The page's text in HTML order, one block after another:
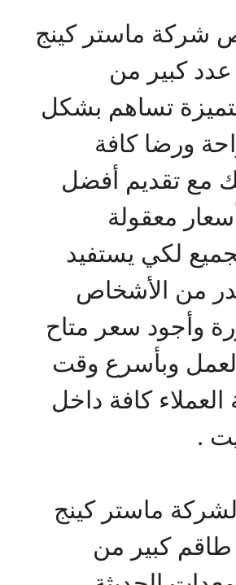
شركة ماستر كينج
كبير من
تساهم بشكل
ورضا كافة
مع تقديم أفضل
معقولة
لكي يستفيد
من الأشخاص
وأجود سعر متاح
وبأسرع وقت
كافة داخل
.
ماستر كينج
كبير من